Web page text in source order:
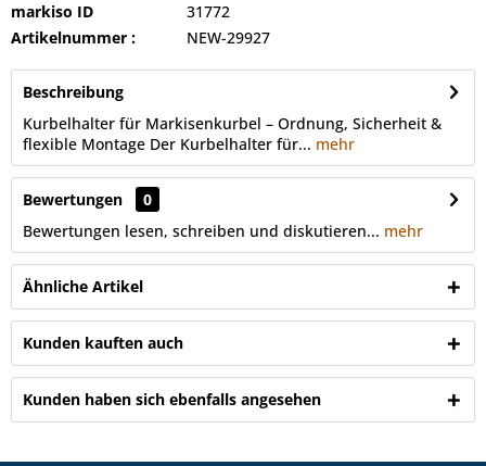
markiso ID
31772
Artikelnummer :
NEW-29927
Beschreibung
Kurbelhalter für Markisenkurbel – Ordnung, Sicherheit &
flexible Montage Der Kurbelhalter für... mehr
Bewertungen
0
Bewertungen lesen, schreiben und diskutieren... mehr
Ähnliche Artikel
Kunden kauften auch
Kunden haben sich ebenfalls angesehen